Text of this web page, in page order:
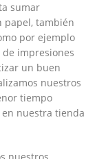
sumar
papel, también
por ejemplo
de impresiones
un buen
nuestros
tiempo
nuestra tienda